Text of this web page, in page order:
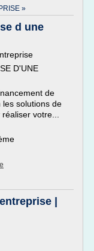
»
d une
D'UNE
de
les solutions de
votre...
|